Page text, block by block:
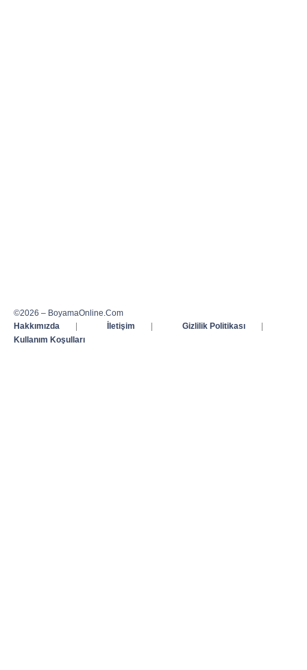
©2026 – BoyamaOnline.Com
Hakkımızda
| İletişim | Gizlilik Politikası
|
Kullanım Koşulları